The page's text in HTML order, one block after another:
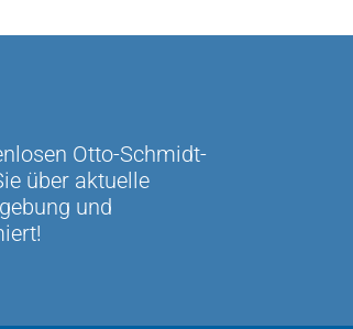
Otto-Schmidt-
über aktuelle
und